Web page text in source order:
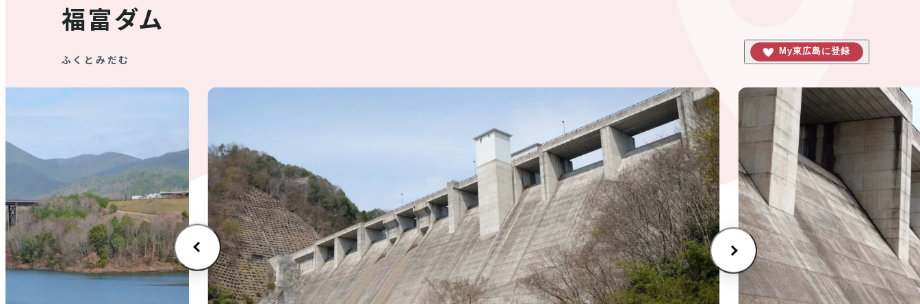
福富ダム
ふくとみだむ
My東広島に登録
体験・ガイド
モデルコース
観光に関するお問い合わせ
VISIT Higashihiroshima
(English site)
プライバシーポリシーサイトポリシーアクセシビリティ